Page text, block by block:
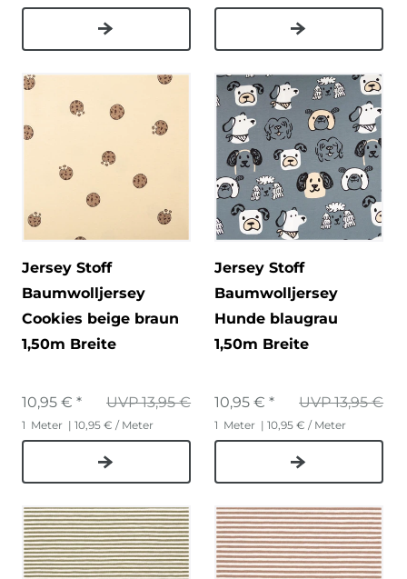
Jersey Stoff
Baumwolljersey
Cookies beige braun
1,50m Breite
UVP 13,95 €
10,95 € *
1 Meter | 10,95 € / Meter
Jersey Stoff
Baumwolljersey
Hunde blaugrau
1,50m Breite
UVP 13,95 €
10,95 € *
1 Meter | 10,95 € / Meter